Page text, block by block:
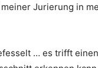
Jurierung in
… es trifft